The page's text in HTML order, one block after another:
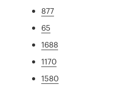
877
65
1688
1170
1580